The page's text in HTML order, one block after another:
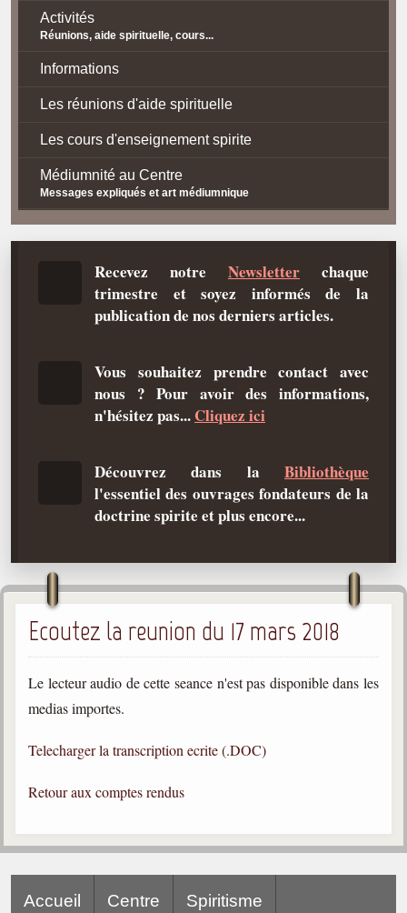
Activités
Réunions, aide spirituelle, cours...
Informations
Les réunions d'aide spirituelle
Les cours d'enseignement spirite
Médiumnité au Centre
Messages expliqués et art médiumnique
Contact / Accès
La doctrine Spirite
Les bases du spiritisme
Historique
But des manifestations spirites
Médiums
Les hommes
Les fondateurs
Allan Kardec
1804-1869
Léon Denis
Gabriel Delanne
Recevez notre Newsletter chaque
trimestre et soyez informés de la
publication de nos derniers articles.
Vous souhaitez prendre contact avec
nous ? Pour avoir des informations,
n'hésitez pas... Cliquez ici
Découvrez dans la Bibliothèque
l'essentiel des ouvrages fondateurs de la
doctrine spirite et plus encore...
Ecoutez la reunion du 17 mars 2018
Le lecteur audio de cette seance n'est pas disponible dans les
medias importes.
Telecharger la transcription ecrite (.DOC)
Retour aux comptes rendus
Accueil Centre Spiritisme